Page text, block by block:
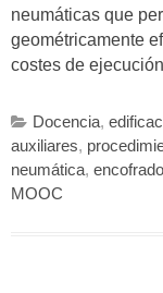
neumáticas que
geométricamente
costes de
Docencia,
auxiliares,
neumática, encofrado
MOOC